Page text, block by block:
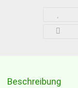
Beschreibung